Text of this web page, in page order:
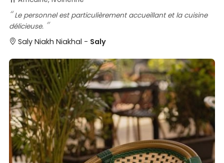
Le personnel est particulièrement accueillant et la cuisine
délicieuse.
Saly Niakh Niakhal - Saly